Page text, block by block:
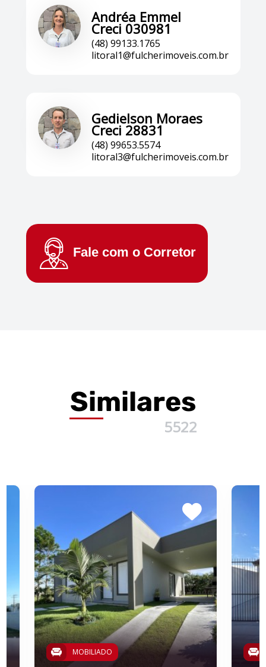
Andréa Emmel
Creci 030981
(48) 99133.1765
litoral1@fulcherimoveis.com.br
Gedielson Moraes
Creci 28831
(48) 99653.5574
litoral3@fulcherimoveis.com.br
Fale com o Corretor
Similares
5522
MOBILIADO